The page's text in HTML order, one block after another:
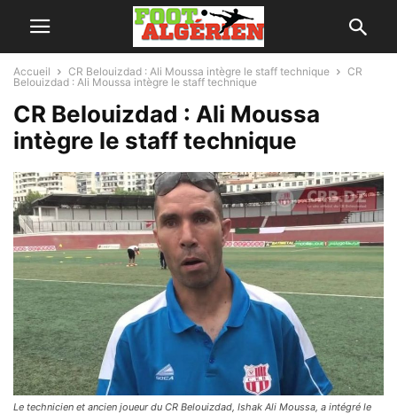
Accueil CR Belouizdad : Ali Moussa intègre le staff technique
CR
Belouizdad : Ali Moussa intègre le staff technique
CR Belouizdad : Ali Moussa
intègre le staff technique
Le technicien et ancien joueur du CR Belouizdad, Ishak Ali Moussa, a intégré le